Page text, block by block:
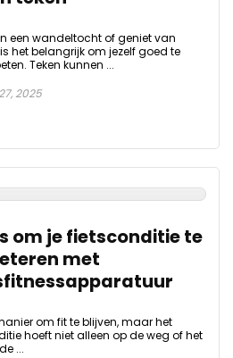
een wandeltocht of geniet van
het belangrijk om jezelf goed te
Teken kunnen ...
2025
om je fietsconditie te
met
om fit te blijven, maar het
hoeft niet alleen op de weg of het
...